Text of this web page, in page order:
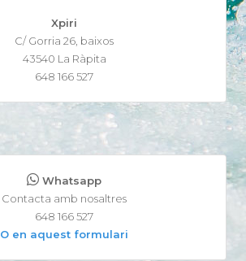
Xpiri
C/ Gorria 26, baixos
43540 La Ràpita
648 166 527
Whatsapp
Contacta amb nosaltres
648 166 527
O en aquest formulari